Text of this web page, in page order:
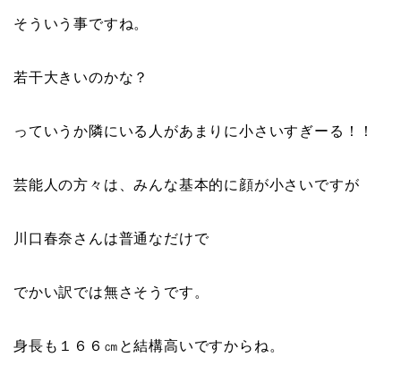
そういう事ですね。
若干大きいのかな？
っていうか隣にいる人があまりに小さいすぎーる！！
芸能人の方々は、みんな基本的に顔が小さいですが
川口春奈さんは普通なだけで
でかい訳では無さそうです。
身長も １６６㎝ と結構高いですからね。